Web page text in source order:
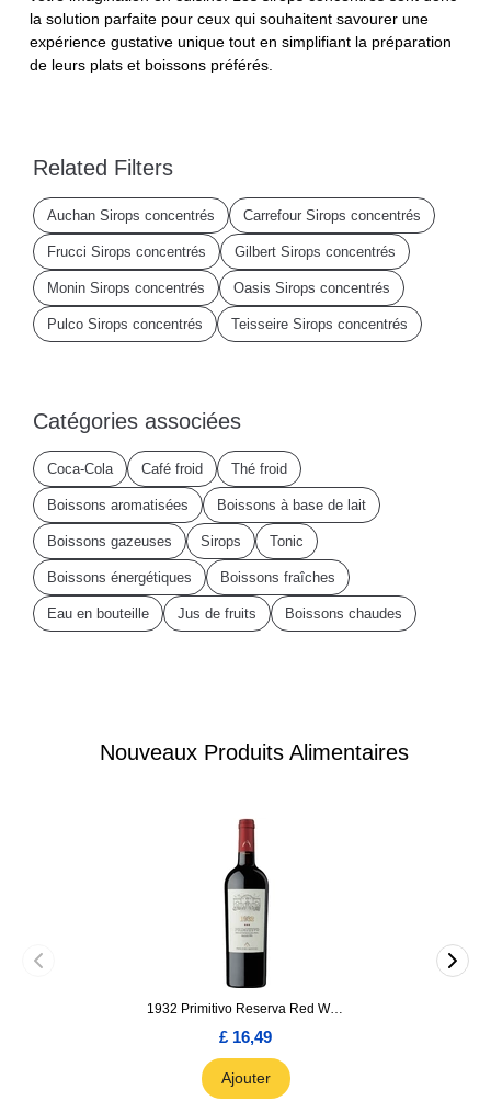
Nouveaux Produits Alimentaires
1932 Primitivo Reserva Red Wine 75cl
£ 16,49
Ajouter
la solution parfaite pour ceux qui souhaitent savourer une
expérience gustative unique tout en simplifiant la préparation
de leurs plats et boissons préférés.
Related Filters
Auchan Sirops concentrés Carrefour Sirops concentrés
Frucci Sirops concentrés Gilbert Sirops concentrés
Monin Sirops concentrés Oasis Sirops concentrés
Pulco Sirops concentrés Teisseire Sirops concentrés
Catégories associées
Coca-Cola Café froid Thé froid
Boissons aromatisées Boissons à base de lait
Boissons gazeuses Sirops Tonic
Boissons énergétiques Boissons fraîches
Eau en bouteille Jus de fruits Boissons chaudes